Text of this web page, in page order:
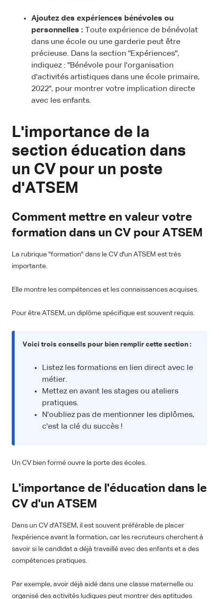
Ajoutez des expériences bénévoles ou
personnelles : Toute expérience de bénévolat
dans une école ou une garderie peut être
précieuse. Dans la section "Expériences",
indiquez : "Bénévole pour l'organisation
d'activités artistiques dans une école primaire,
2022", pour montrer votre implication directe
avec les enfants.
L'importance de la
section éducation dans
un CV pour un poste
d'ATSEM
Comment mettre en valeur votre
formation dans un CV pour ATSEM
La rubrique "formation" dans le CV d'un ATSEM est très
importante.
Elle montre les compétences et les connaissances acquises.
Pour être ATSEM, un diplôme spécifique est souvent requis.
Voici trois conseils pour bien remplir cette section :
Listez les formations en lien direct avec le
métier.
Mettez en avant les stages ou ateliers
pratiques.
N'oubliez pas de mentionner les diplômes,
c'est la clé du succès !
Un CV bien formé ouvre la porte des écoles.
L'importance de l'éducation dans le
CV d'un ATSEM
Dans un CV d'ATSEM, il est souvent préférable de placer
l'expérience avant la formation, car les recruteurs cherchent à
savoir si le candidat a déjà travaillé avec des enfants et a des
compétences pratiques.
Par exemple, avoir déjà aidé dans une classe maternelle ou
organisé des activités ludiques peut montrer des aptitudes